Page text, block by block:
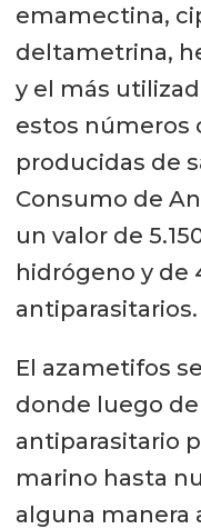
emamectina,
deltametrina,
y el más
estos números
producidas de
Consumo de
un valor de
hidrógeno y de
antiparasitarios.
El azametifos
donde luego
antiparasitario
marino hasta
alguna manera